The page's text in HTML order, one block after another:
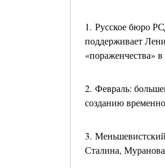
1. Русское бюро
поддерживает
«пораженчества»
2. Февраль:
созданию
3.
Сталина, Муранова